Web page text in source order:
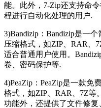
能。此外，7-Zip还支持命
程进行自动化处理的用户.
3)Bandizip：Bandizip是一
压缩格式，如ZIP、RAR、
适合普通用户使用。
卷、密码保护等.
4)PeaZip：PeaZip是一款
格式，如ZIP、RAR、7Z等
功能外，还提供了文件修复